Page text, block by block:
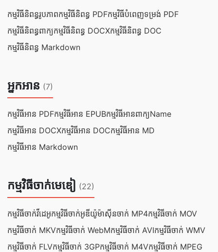
កម្មវិធីនិពន្ធរូបភាពកម្មវិធីនិពន្ធ PDFកម្មវិធីបំពេញទម្រង់ PDF
កម្មវិធីនិពន្ធពាក្យកម្មវិធី​និពន្ធ DOCXកម្មវិធី​និពន្ធ DOC
កម្មវិធី​និពន្ធ Markdown
អ្នកអាន (7)
កម្មវិធីអាន PDFកម្មវិធី​អាន EPUBកម្មវិធី​អាន​ពាក្យName
កម្មវិធី​អាន DOCXកម្មវិធី​អាន DOCកម្មវិធី​អាន MD
កម្មវិធី​អាន Markdown
កម្មវិធីចាក់មេឌៀ (22)
កម្មវិធីចាក់វីដេអូកម្មវិធីចាក់អូឌីយ៉ូម៉ាស៊ីនចាក់ MP4កម្មវិធីចាក់ MOV
កម្មវិធីចាក់ MKVកម្មវិធីចាក់ WebMកម្មវិធីចាក់ AVIកម្មវិធីចាក់ WMV
កម្មវិធីចាក់ FLVកម្មវិធីចាក់ 3GPកម្មវិធីចាក់ M4Vកម្មវិធីចាក់ MPEG